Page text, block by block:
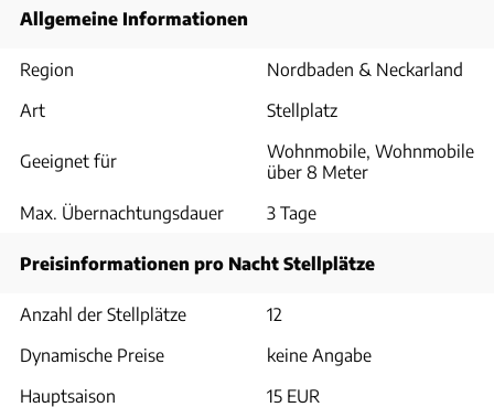
Allgemeine Informationen
Region
Nordbaden & Neckarland
Art
Stellplatz
Geeignet für
Wohnmobile, Wohnmobile
über 8 Meter
Max. Übernachtungsdauer
3 Tage
Preisinformationen pro Nacht Stellplätze
Anzahl der Stellplätze
12
Dynamische Preise
keine Angabe
Hauptsaison
15 EUR